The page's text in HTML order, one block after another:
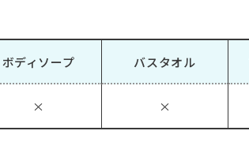
ボディソープ
×
バスタオル
×